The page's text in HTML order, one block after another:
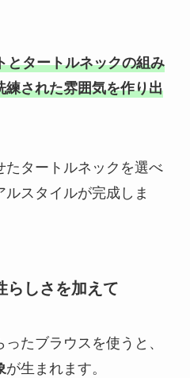
とタートルネックの組み
練された雰囲気を作り出
たタートルネックを選べ
スタイルが完成しま
らしさを加えて
たブラウスを使うと、
が生まれます。